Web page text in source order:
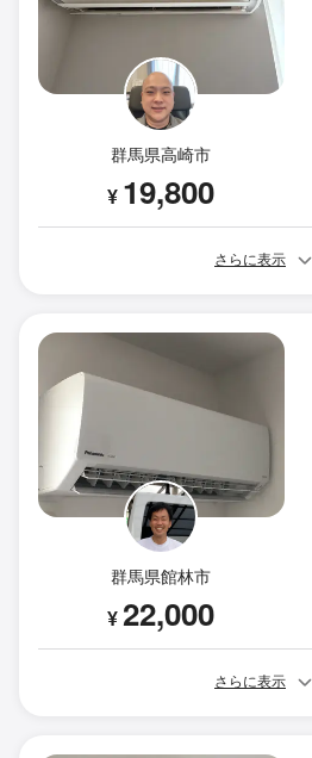
群馬県高崎市
¥ 19,800
さらに表示
群馬県館林市
¥22,000
さらに表示